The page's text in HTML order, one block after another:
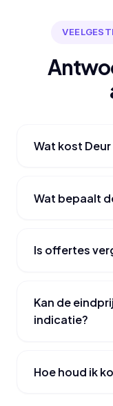
Wat kost
Wat bepaalt
Is offertes
Kan de
indicatie?
Hoe houd ik